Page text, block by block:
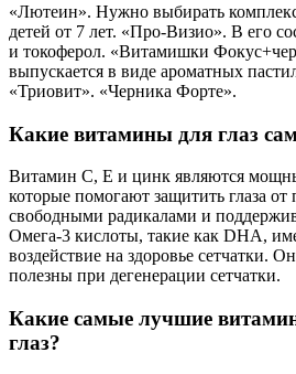
«Лютеин». Нужно выбирать
детей от 7 лет. «Про-Визио». В его
и токоферол. «Витамишки
выпускается в виде ароматных
«Триовит». «Черника Форте».
Какие витамины для глаз
Витамин C, E и цинк являются
которые помогают защитить глаза
свободными радикалами и
Омега-3 кислоты, такие как DHA,
воздействие на здоровье сетчатки.
полезны при дегенерации сетчатки.
Какие самые лучшие
глаз?